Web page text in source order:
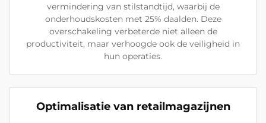
vermindering van stilstandtijd, waarbij de
onderhoudskosten met 25% daalden. Deze
overschakeling verbeterde niet alleen de
productiviteit, maar verhoogde ook de veiligheid in
hun operaties.
Optimalisatie van retailmagazijnen